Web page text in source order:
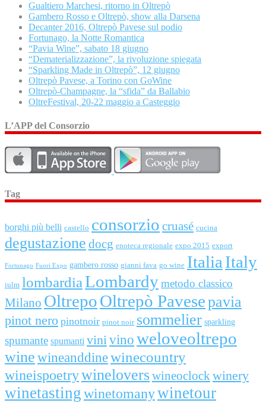
Gualtiero Marchesi, ritorno in Oltrepò
Gambero Rosso e Oltrepò, show alla Darsena
Decanter 2016, Oltrepò Pavese sul podio
Fortunago, la Notte Romantica
“Pavia Wine”, sabato 18 giugno
“Dematerializzazione”, la rivoluzione spiegata
“Sparkling Made in Oltrepò”, 12 giugno
Oltrepò Pavese, a Torino con GoWine
Oltrepò-Champagne, la “sfida” da Ballabio
OltreFestival, 20-22 maggio a Casteggio
L’APP del Consorzio
Tag
borghi più belli castello consorzio cruasé cucina
degustazione docg enoteca regionale expo 2015 export
Fortunago Fuori Expo gambero rosso gianni fava go wine ItaliaItaly
iulm lombardiaLombardymetodo classico
Milano OltrepoOltrepò Pavesepavia
pinot nero pinotnoir pinot noir sommelier sparkling
spumante spumanti vinivino weloveoltrepo
wine wineanddinewinecountry
wineispoetrywineloverswineoclockwinery
winetastingwinetomanywinetour